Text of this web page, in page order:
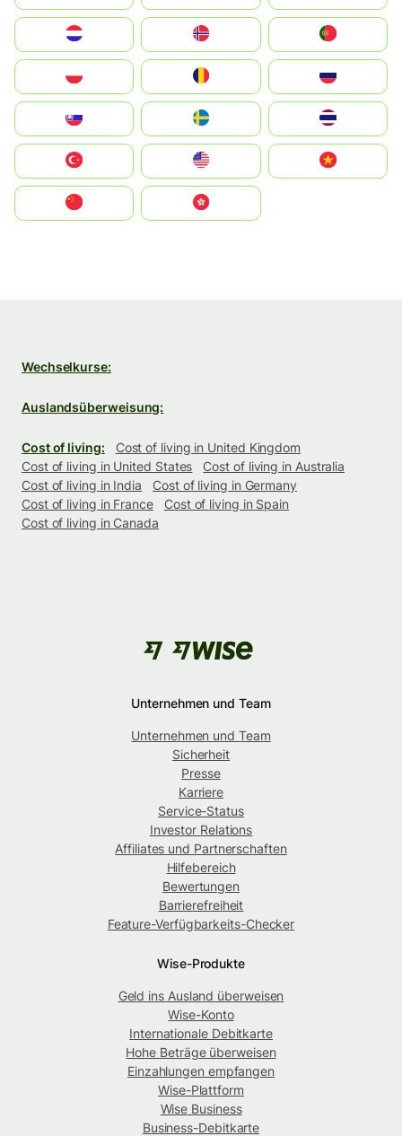
United States
中國香港特別行政區
Wechselkurse:
Auslandsüberweisung:
Cost of living:
Cost of living in United Kingdom
Cost of living in United States
Cost of living in Australia
Cost of living in India
Cost of living in Germany
Cost of living in France
Cost of living in Spain
Cost of living in Canada
Unternehmen und Team
Unternehmen und Team
Sicherheit
Presse
Karriere
Service-Status
Investor Relations
Affiliates und Partnerschaften
Hilfebereich
Bewertungen
Barrierefreiheit
Feature-Verfügbarkeits-Checker
Wise-Produkte
Geld ins Ausland überweisen
Wise-Konto
Internationale Debitkarte
Hohe Beträge überweisen
Einzahlungen empfangen
Wise-Plattform
Wise Business
Business-Debitkarte